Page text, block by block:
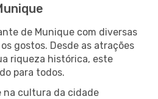
de Munique com diversas
gostos. Desde as atrações
riqueza histórica, este
para todos.
na cultura da cidade